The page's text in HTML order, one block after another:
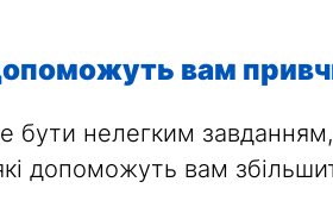
вам
бути нелегким
допоможуть вам